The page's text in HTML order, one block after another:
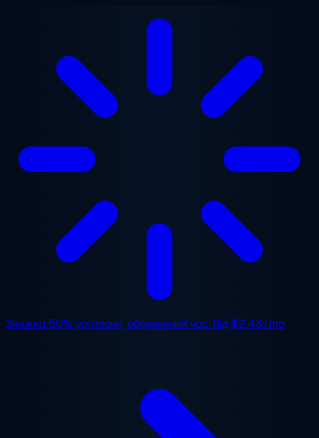
Знижка 50% усі плани, обмежений час. Від$2.48/mo